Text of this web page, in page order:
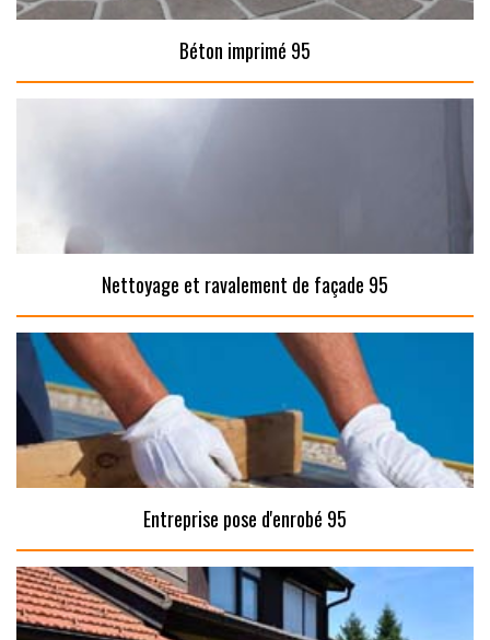
Béton imprimé 95
Nettoyage et ravalement de façade 95
Entreprise pose d'enrobé 95